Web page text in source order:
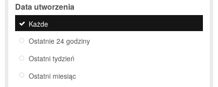
Data utworzenia
Każde
Ostatnie 24 godziny
Ostatni tydzień
Ostatni miesiąc